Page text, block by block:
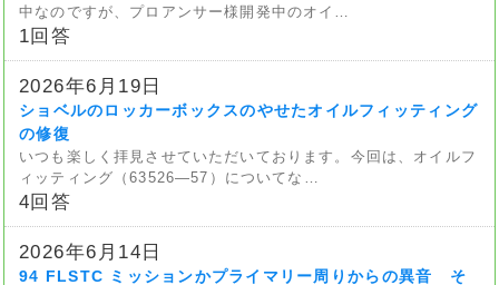
中なのですが、プロアンサー様開発中のオイ…
1回答
2026年6月19日
ショベルのロッカーボックスのやせたオイルフィッティング
の修復
いつも楽しく拝見させていただいております。今回は、オイルフ
ィッティング（63526—57）についてな…
4回答
2026年6月14日
94 FLSTC ミッションかプライマリー周りからの異音 そ